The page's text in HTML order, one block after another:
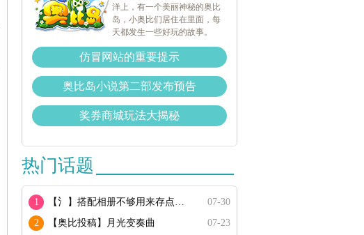
洋上，有一个美丽神秘的奥比
岛，小奥比们居住在里面，每
天都发生一些好玩的故事。
仿冒网站的重要提示
奥比岛小说第二部发布预告
奖券商城玩法大揭秘
热门话题
1 【氵】搭配相册不够用来存点搭配
07-30
2
【奥比投稿】月光变奏曲
07-23